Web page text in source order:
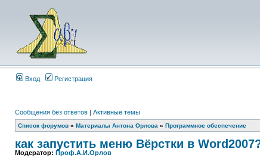
Вход Регистрация
Сообщения без ответов | Активные темы
Список форумов » Материалы Антона Орлова » Программное обеспечение
как запустить меню Вёрстки в
Модератор: Проф.А.И.Орлов